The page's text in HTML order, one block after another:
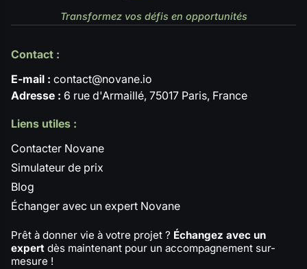
Transformez vos défis en opportunités
Contact :
E-mail : contact@novane.io
Adresse : 6 rue d'Armaillé, 75017 Paris, France
Liens utiles :
Contacter Novane
Simulateur de prix
Blog
Échanger avec un expert Novane
Prêt à donner vie à votre projet ? Échangez avec un
expert dès maintenant pour un accompagnement sur-
mesure !